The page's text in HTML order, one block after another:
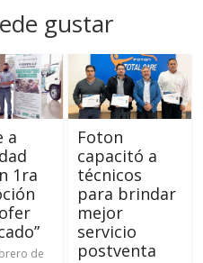
gustar
a
1ra
de
Foton
capacitó a
técnicos
para brindar
mejor
servicio
postventa